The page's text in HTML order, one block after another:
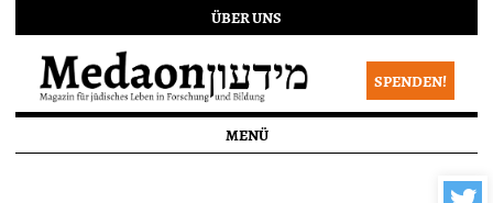
ÜBER UNS
SPENDEN!
MENÜ